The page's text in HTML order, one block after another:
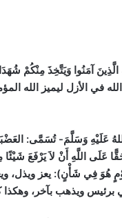
الَّذِينَ آمَنُوا وَيَتَّخِذَ مِنْكُمْ
الأزل ليميز الله
وَسَلَّمَ- تُسَمَّى:
اللَّهِ أَنْ لاَ يَرْفَعَ شَيْئًا
هُوَ فِي شَأْنٍ): يعز ويذل،
برئيس ويذهب بآخر،